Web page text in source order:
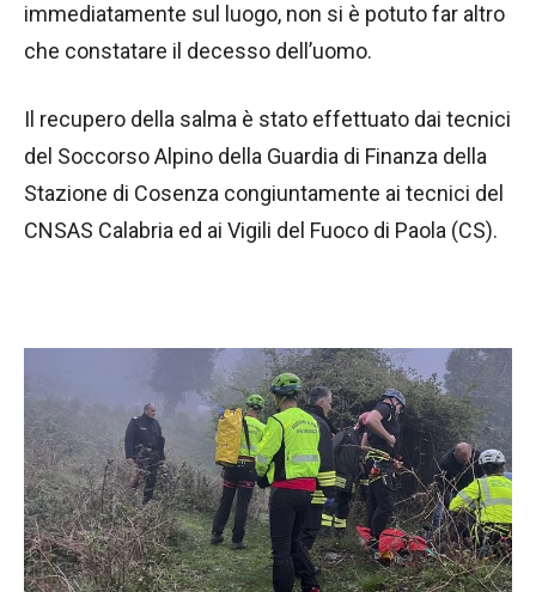
immediatamente sul luogo, non si è potuto far altro
che constatare il decesso dell’uomo.
Il recupero della salma è stato effettuato dai tecnici
del Soccorso Alpino della Guardia di Finanza della
Stazione di Cosenza congiuntamente ai tecnici del
CNSAS Calabria ed ai Vigili del Fuoco di Paola (CS).